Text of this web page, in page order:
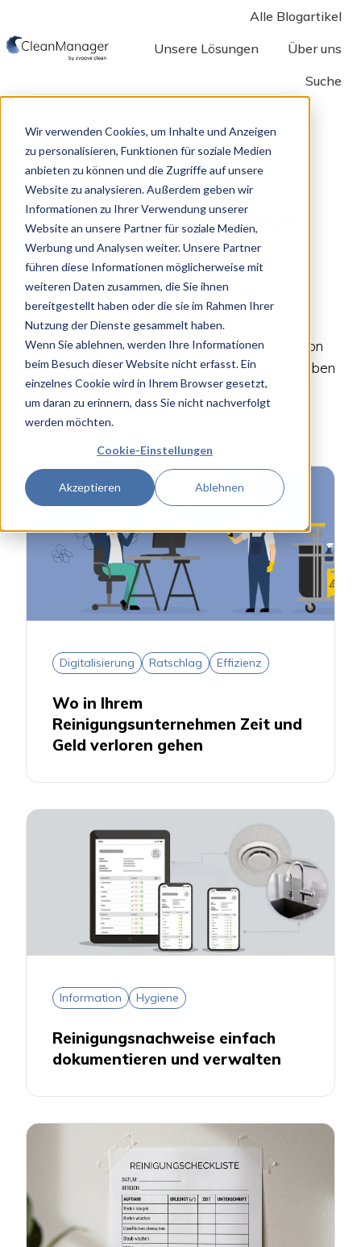
Wir verwenden Cookies, um Inhalte und Anzeigen
zu personalisieren, Funktionen für soziale Medien
anbieten zu können und die Zugriffe auf unsere
Website zu analysieren. Außerdem geben wir
Informationen zu Ihrer Verwendung unserer
Website an unsere Partner für soziale Medien,
Werbung und Analysen weiter. Unsere Partner
führen diese Informationen möglicherweise mit
weiteren Daten zusammen, die Sie ihnen
bereitgestellt haben oder die sie im Rahmen Ihrer
Nutzung der Dienste gesammelt haben.
Wenn Sie ablehnen, werden Ihre Informationen
beim Besuch dieser Website nicht erfasst. Ein
einzelnes Cookie wird in Ihrem Browser gesetzt,
um daran zu erinnern, dass Sie nicht nachverfolgt
werden möchten.
Cookie-Einstellungen
Akzeptieren Ablehnen
Alle Blogartikel
Unsere Lösungen
Über uns
Suche
CleanManager
blog
Unser Blog konzentriert sich auf digitale
Lösungen, Innovation und die Optimierung von
Arbeitsabläufen in der Reinigungsbranche. Haben
Sie schon das Neueste gehört?
Digitalisierung Ratschlag Effizienz
Wo in Ihrem
Reinigungsunternehmen Zeit und
Geld verloren gehen
Information Hygiene
Reinigungsnachweise einfach
dokumentieren und verwalten